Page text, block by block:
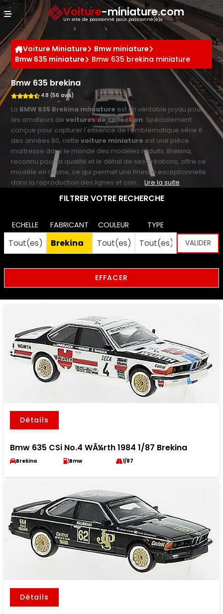
Voiture-miniature.com
Un site de passionné pour passionné(e)s
Voiture Miniature
Bmw miniature
Bmw 635 miniature
Bmw 635 brekina miniature
Bmw 635 brekina
4.8 (56 avis)
La BMW 635 Brekina miniature est un véritable joyau pour
les amateurs devoitures de collection. Spécialement
conçue pour capturer l'essence de l'emblématique série 6
des années 80, cettevoiture miniature est une pièce
maîtresse dans le monde des modèles réduits. Brekina,
reconnu pour la qualité et le détail de ses créations, offre ce
modèle en résine, ce qui permet une finesse exceptionnelle
dans la reproduction des lignes et con... Lire la suite
FILTRER VOTRE RECHERCHE
ECHELLE FABRICANT COULEUR TYPE
EFFACER
Détails
Bmw 635 CSi No.4 WÃ¼rth 1984 1/87 Brekina
Brekina Bmw 1/87
Détails
Panneau de gestion des cookies